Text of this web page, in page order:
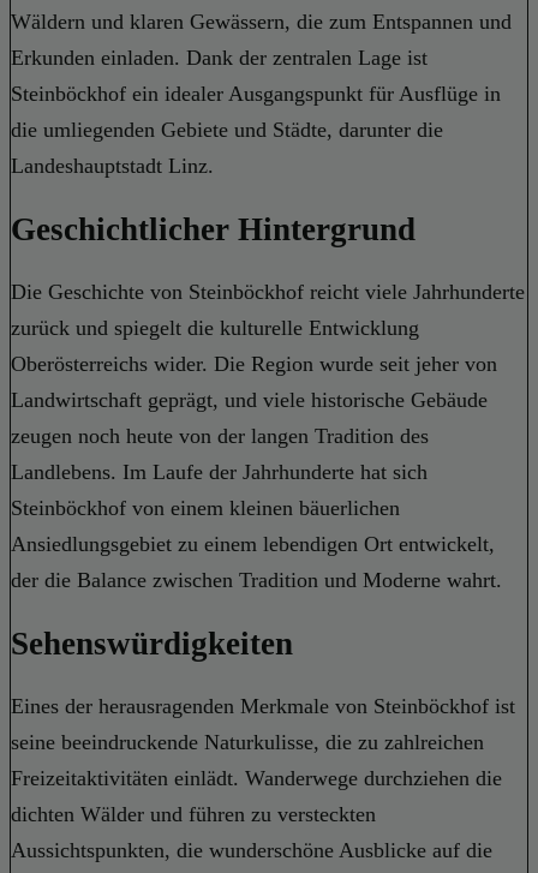
Wäldern und klaren Gewässern, die zum Entspannen und
Erkunden einladen. Dank der zentralen Lage ist
Steinböckhof ein idealer Ausgangspunkt für Ausflüge in
die umliegenden Gebiete und Städte, darunter die
Landeshauptstadt Linz.
Geschichtlicher Hintergrund
Die Geschichte von Steinböckhof reicht viele Jahrhunderte
zurück und spiegelt die kulturelle Entwicklung
Oberösterreichs wider. Die Region wurde seit jeher von
Landwirtschaft geprägt, und viele historische Gebäude
zeugen noch heute von der langen Tradition des
Landlebens. Im Laufe der Jahrhunderte hat sich
Steinböckhof von einem kleinen bäuerlichen
Ansiedlungsgebiet zu einem lebendigen Ort entwickelt,
der die Balance zwischen Tradition und Moderne wahrt.
Sehenswürdigkeiten
Eines der herausragenden Merkmale von Steinböckhof ist
seine beeindruckende Naturkulisse, die zu zahlreichen
Freizeitaktivitäten einlädt. Wanderwege durchziehen die
dichten Wälder und führen zu versteckten
Aussichtspunkten, die wunderschöne Ausblicke auf die